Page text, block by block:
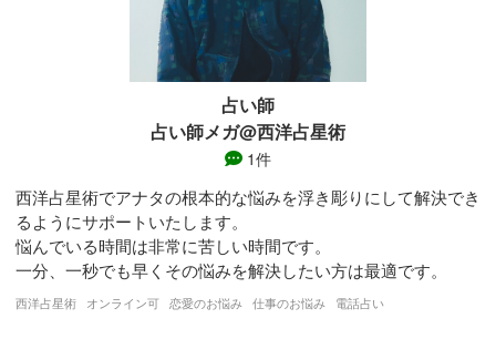
占い師
占い師メガ@西洋占星術
1件
西洋占星術でアナタの根本的な悩みを浮き彫りにして解決でき
るようにサポートいたします。
悩んでいる時間は非常に苦しい時間です。
一分、一秒でも早くその悩みを解決したい方は最適です。
西洋占星術 オンライン可 恋愛のお悩み 仕事のお悩み 電話占い